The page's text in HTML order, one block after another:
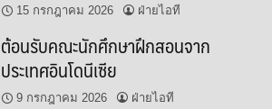
15 กรกฎาคม 2026 ฝ่ายไอที
ต้อนรับคณะนักศึกษาฝึกสอนจาก
ประเทศอินโดนีเซีย
9 กรกฎาคม 2026 ฝ่ายไอที